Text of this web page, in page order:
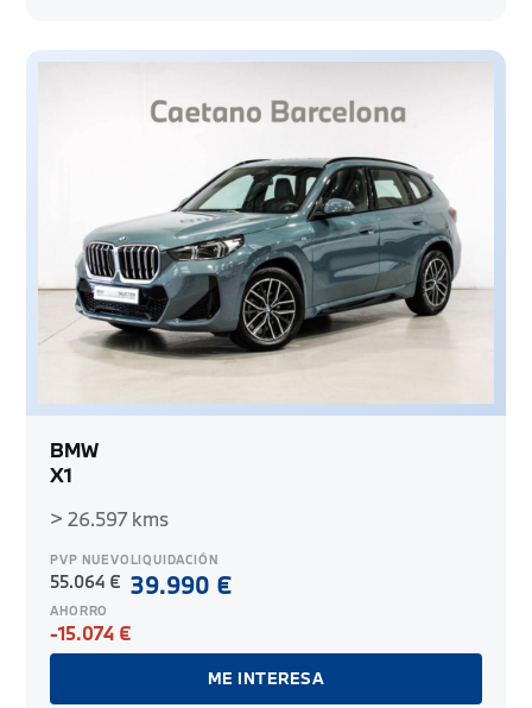
BMW
X1
> 26.597 kms
PVP NUEVO
55.064 €
LIQUIDACIÓN
39.990 €
AHORRO
-15.074 €
ME INTERESA